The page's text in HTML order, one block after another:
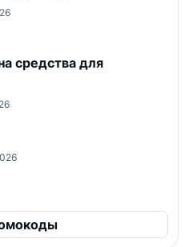
средства для